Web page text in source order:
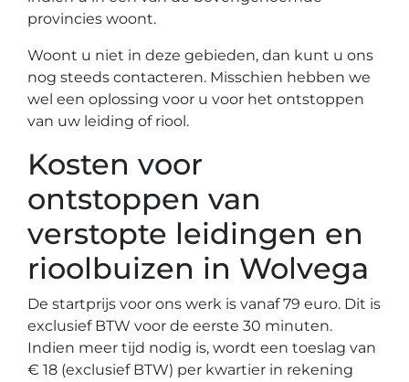
provincies woont.
Woont u niet in deze gebieden, dan kunt u ons
nog steeds contacteren. Misschien hebben we
wel een oplossing voor u voor het ontstoppen
van uw leiding of riool.
Kosten voor
ontstoppen van
verstopte leidingen en
rioolbuizen in Wolvega
De startprijs voor ons werk is vanaf 79 euro. Dit is
exclusief BTW voor de eerste 30 minuten.
Indien meer tijd nodig is, wordt een toeslag van
€ 18 (exclusief BTW) per kwartier in rekening